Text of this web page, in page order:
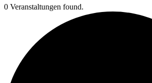
0 Veranstaltungen found.